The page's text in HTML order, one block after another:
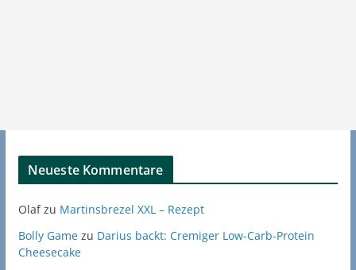
Neueste Kommentare
Olafzu Martinsbrezel XXL – Rezept
Bolly Gamezu Darius backt: Cremiger Low-Carb-Protein
Cheesecake